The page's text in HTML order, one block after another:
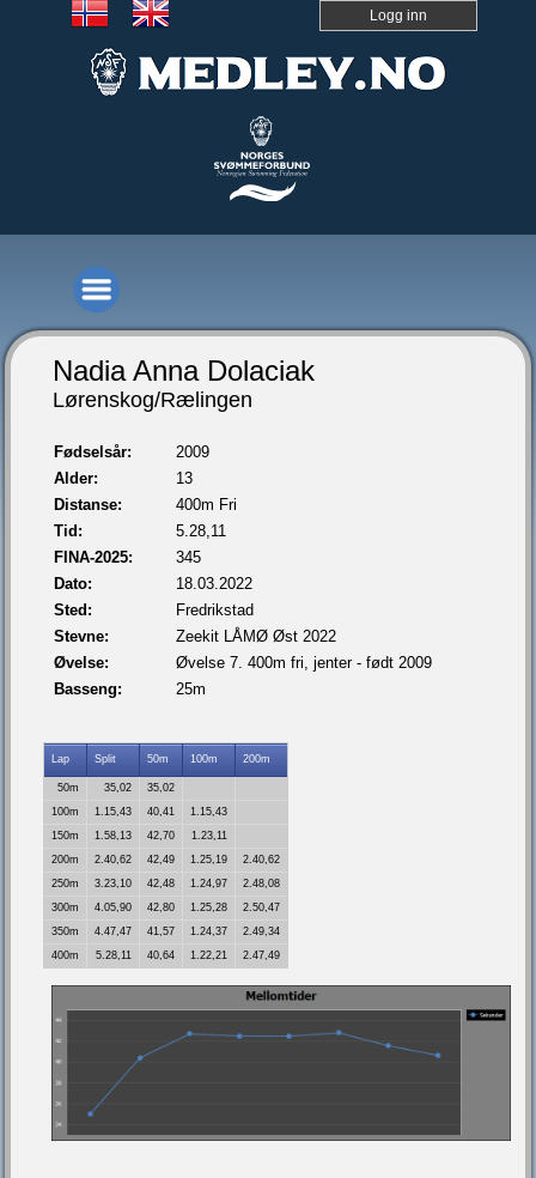
Logg inn
Nadia Anna Dolaciak
Lørenskog/Rælingen
Fødselsår:
2009
Alder:
13
Distanse:
400m Fri
Tid:
5.28,11
FINA-2025:
345
Dato:
18.03.2022
Sted:
Fredrikstad
Stevne:
Zeekit LÅMØ Øst 2022
Øvelse:
Øvelse 7. 400m fri, jenter - født 2009
Basseng:
25m
Lap Split 50m 100m 200m
50m 35,02
35,02
100m
1.15,43 40,41
1.15,43
150m
1.58,13 42,70
1.23,11
200m
2.40,62 42,49 1.25,19
2.40,62
250m
3.23,10 42,48 1.24,97
2.48,08
300m
4.05,90 42,80 1.25,28
2.50,47
350m
4.47,47 41,57 1.24,37
2.49,34
400m
5.28,11 40,64 1.22,21 2.47,49